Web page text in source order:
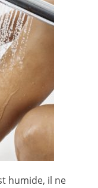
humide, il ne